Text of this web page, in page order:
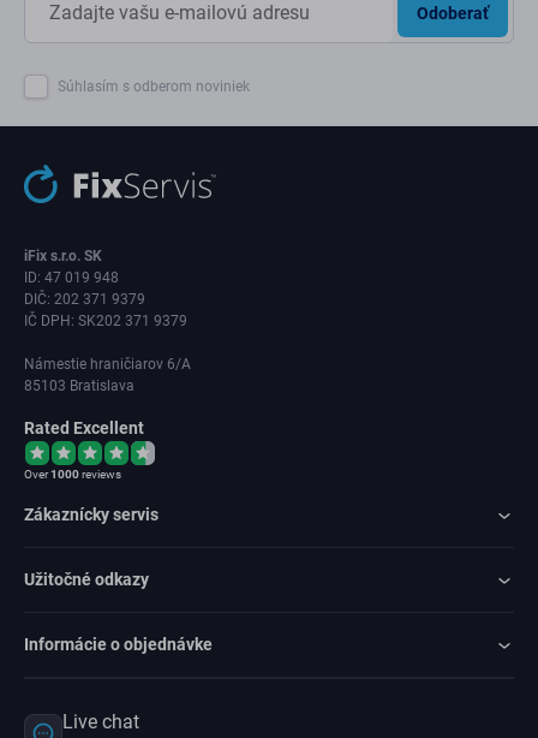
Odoberať
Súhlasím s odberom noviniek
iFix s.r.o. SK
ID: 47 019 948
DIČ: 202 371 9379
IČ DPH: SK202 371 9379
Námestie hraničiarov 6/A
85103 Bratislava
Rated Excellent
Over1000reviews
Zákaznícky servis
Užitočné odkazy
Informácie o objednávke
Live chat